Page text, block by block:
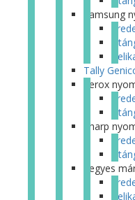
Samsung
Tally
Xerox
Sharp
Vegyes